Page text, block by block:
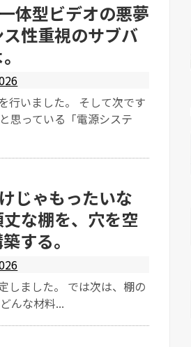
体型ビデオの悪夢
性重視のサブバ
行いました。 そして次です
思っている「電源システ
じゃもったいな
な棚を、穴を空
する。
しました。 では次は、棚の
んな材料...